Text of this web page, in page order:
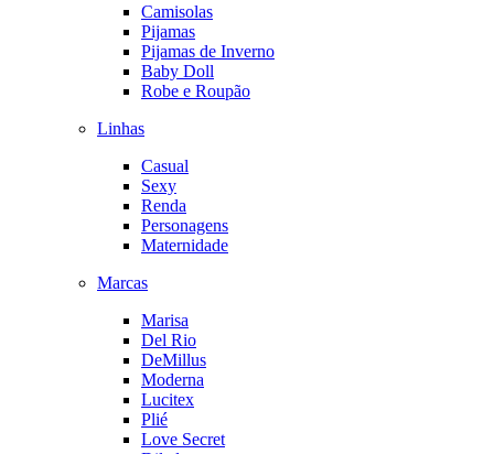
Camisolas
Pijamas
Pijamas de Inverno
Baby Doll
Robe e Roupão
Linhas
Casual
Sexy
Renda
Personagens
Maternidade
Marcas
Marisa
Del Rio
DeMillus
Moderna
Lucitex
Plié
Love Secret